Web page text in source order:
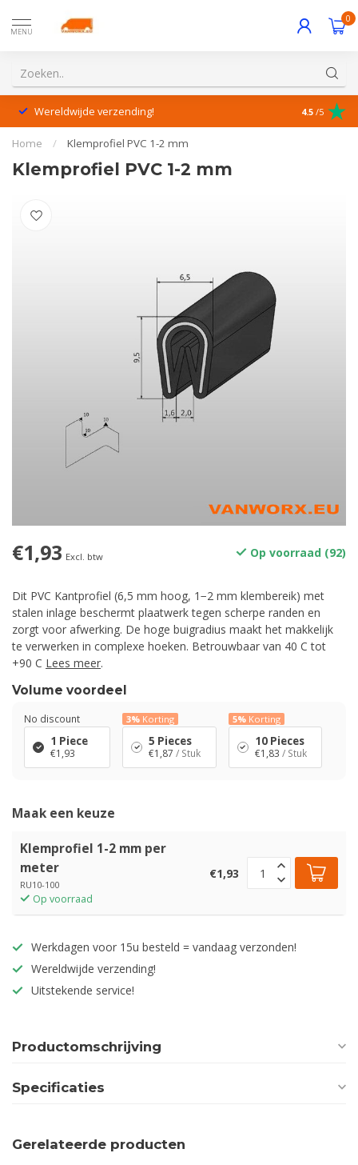
MENU
0
Wereldwijde verzending! 4.5 /5
Home / Klemprofiel PVC 1-2 mm
Klemprofiel PVC 1-2 mm
€1,93 Excl. btw Op voorraad (92)
Dit PVC Kantprofiel (6,5 mm hoog, 1−2 mm klembereik) met
stalen inlage beschermt plaatwerk tegen scherpe randen en
zorgt voor afwerking. De hoge buigradius maakt het makkelijk
te verwerken in complexe hoeken. Betrouwbaar van 40 C tot
+90 C Lees meer.
Volume voordeel
No discount
1 Piece
€1,93
3% Korting
5 Pieces
€1,87 / Stuk
5%Korting
10 Pieces
€1,83 / Stuk
Maak een keuze
Klemprofiel 1-2 mm per
meter
RU10-100
Op voorraad
€1,93
Werkdagen voor 15u besteld = vandaag verzonden!
Wereldwijde verzending!
Uitstekende service!
Productomschrijving
Specificaties
Gerelateerde producten